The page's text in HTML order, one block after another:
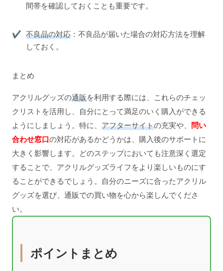
間帯を確認しておくことも重要です。
不良品の対応 ：不良品が届いた場合の対応方法を理解
しておく。
まとめ
アクリルグッズの通販を利用する際には、これらのチェッ
クリストを活用し、自分にとって満足のいく購入ができる
ようにしましょう。特に、 アフターサイトの充実や、 問い
合わせ窓口の対応があるかどうかは、購入後のサポートに
大きく影響します。どのステップにおいても注意深く選定
することで、アクリルグッズライフをより楽しいものにす
ることができるでしょう。自分のニーズに合ったアクリル
グッズを選び、通販での買い物を心から楽しんでくださ
い。
ポイントまとめ